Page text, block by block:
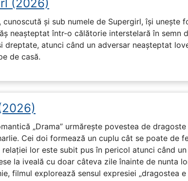
(2026)
cunoscută și sub numele de Supergirl, își unește
neașteptat într-o călătorie interstelară în semn
dreptate, atunci când un adversar neașteptat
de casă.
„Drama” urmărește povestea de
Cei doi formează un cuplu cât se poate de
lor este subit pus în pericol atunci când
la iveală cu doar câteva zile înainte de nunta
filmul explorează sensul expresiei „dragostea e